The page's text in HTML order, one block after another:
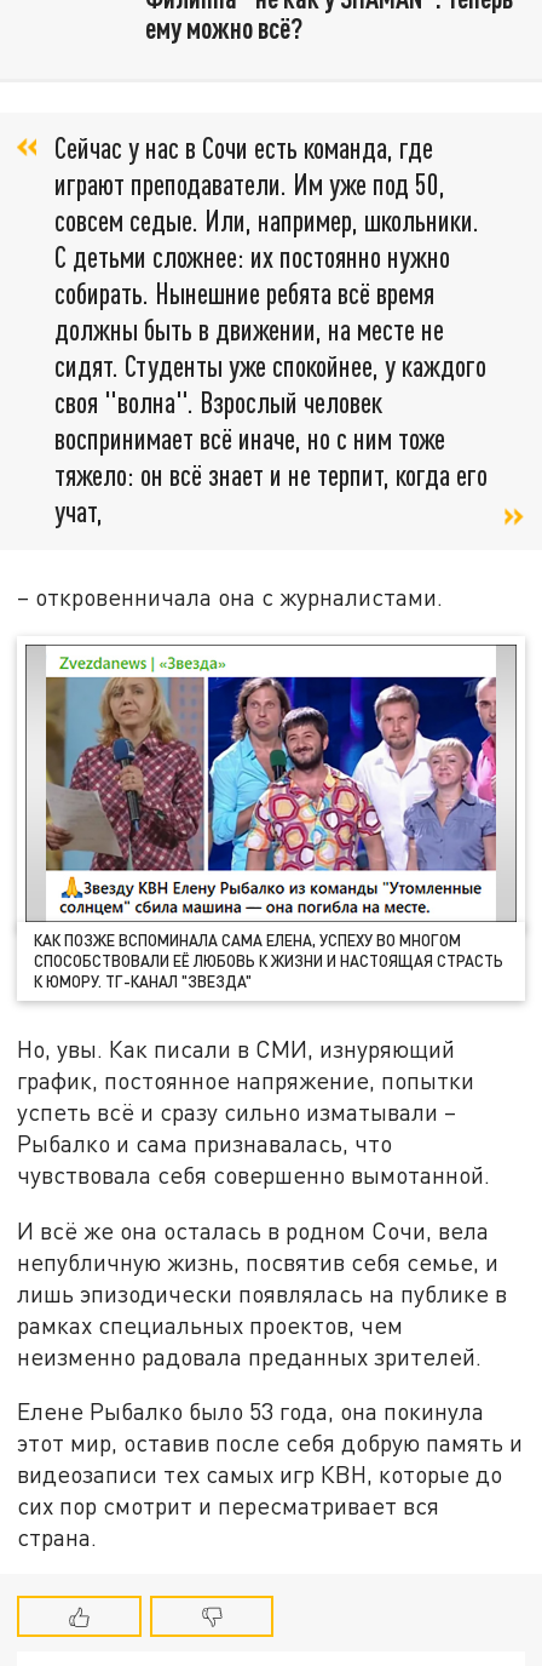
ему можно всё?
Сейчас у нас в Сочи есть команда, где
играют преподаватели. Им уже под 50,
совсем седые. Или, например, школьники.
С детьми сложнее: их постоянно нужно
собирать. Нынешние ребята всё время
должны быть в движении, на месте не
сидят. Студенты уже спокойнее, у каждого
своя "волна". Взрослый человек
воспринимает всё иначе, но с ним тоже
тяжело: он всё знает и не терпит, когда его
учат,
– откровенничала она с журналистами.
КАК ПОЗЖЕ ВСПОМИНАЛА САМА ЕЛЕНА, УСПЕХУ ВО МНОГОМ
СПОСОБСТВОВАЛИ ЕЁ ЛЮБОВЬ К ЖИЗНИ И НАСТОЯЩАЯ СТРАСТЬ
К ЮМОРУ. ТГ-КАНАЛ "ЗВЕЗДА"
Но, увы. Как писали в СМИ, изнуряющий
график, постоянное напряжение, попытки
успеть всё и сразу сильно изматывали –
Рыбалко и сама признавалась, что
чувствовала себя совершенно вымотанной.
И всё же она осталась в родном Сочи, вела
непубличную жизнь, посвятив себя семье, и
лишь эпизодически появлялась на публике в
рамках специальных проектов, чем
неизменно радовала преданных зрителей.
Елене Рыбалко было 53 года, она покинула
этот мир, оставив после себя добрую память и
видеозаписи тех самых игр КВН, которые до
сих пор смотрит и пересматривает вся
страна.